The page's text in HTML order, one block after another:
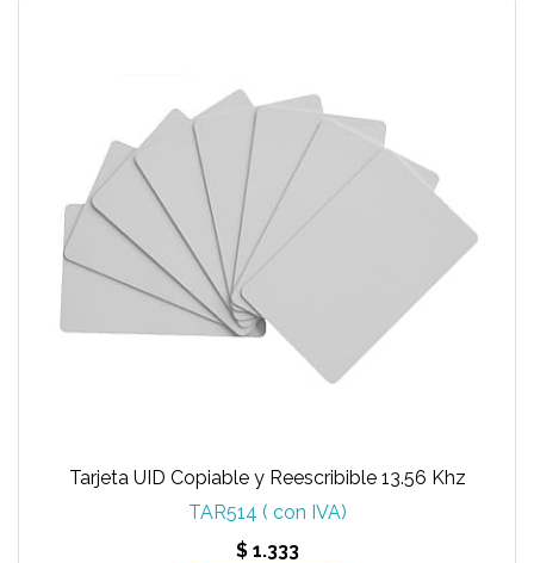
Tarjeta UID Copiable y Reescribible 13.56 Khz
TAR514 ( con IVA)
$ 1.333